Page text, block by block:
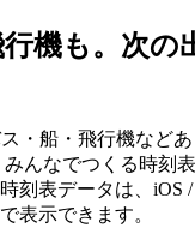
機も。次の
・船・飛行機など
んなでつくる時刻
刻表データは、iOS
表示できます。